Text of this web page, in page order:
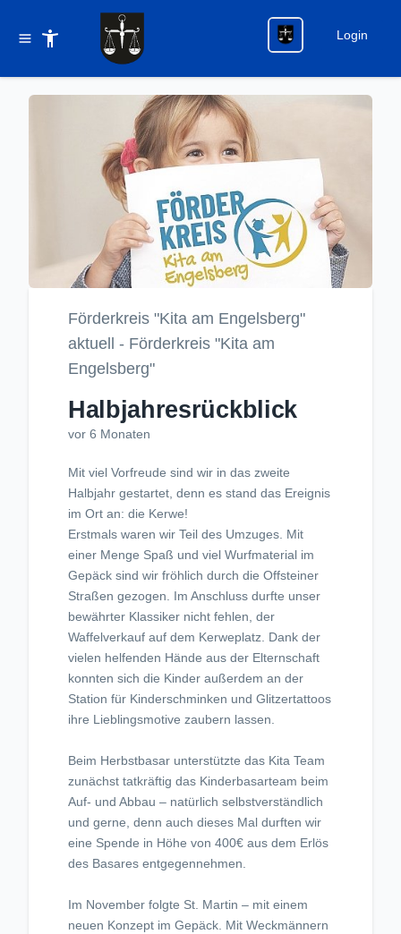
Login
Förderkreis "Kita am Engelsberg"
aktuell - Förderkreis "Kita am
Engelsberg"
Halbjahresrückblick
vor 6 Monaten
Mit viel Vorfreude sind wir in das zweite
Halbjahr gestartet, denn es stand das Ereignis
im Ort an: die Kerwe!
Erstmals waren wir Teil des Umzuges. Mit
einer Menge Spaß und viel Wurfmaterial im
Gepäck sind wir fröhlich durch die Offsteiner
Straßen gezogen. Im Anschluss durfte unser
bewährter Klassiker nicht fehlen, der
Waffelverkauf auf dem Kerweplatz. Dank der
vielen helfenden Hände aus der Elternschaft
konnten sich die Kinder außerdem an der
Station für Kinderschminken und Glitzertattoos
ihre Lieblingsmotive zaubern lassen.
Beim Herbstbasar unterstützte das Kita Team
zunächst tatkräftig das Kinderbasarteam beim
Auf- und Abbau – natürlich selbstverständlich
und gerne, denn auch dieses Mal durften wir
eine Spende in Höhe von 400€ aus dem Erlös
des Basares entgegennehmen.
Im November folgte St. Martin – mit einem
neuen Konzept im Gepäck. Mit Weckmännern